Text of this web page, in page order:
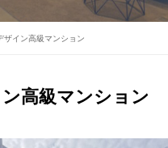
ザイン高級マンション
高級マンション